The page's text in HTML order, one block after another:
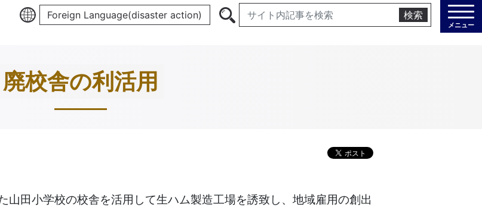
Foreign Language(disaster action) 検索
メニュー
廃校舎の利活用
山田小学校の校舎を活用して生ハム製造工場を誘致し、地域雇用の創出